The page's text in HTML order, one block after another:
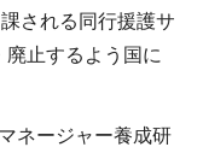
される同行援護サ
止するよう国に
ネージャー養成研